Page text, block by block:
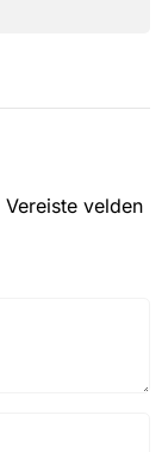
Vereiste velden